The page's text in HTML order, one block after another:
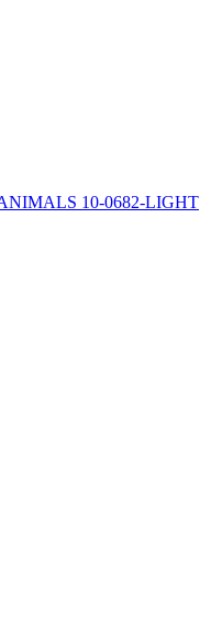
ANIMALS 10-0682-LIGHT